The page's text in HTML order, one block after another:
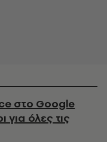
στο Google
για όλες τις